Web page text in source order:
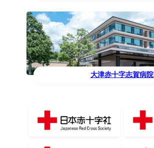
大津赤十字志賀病院